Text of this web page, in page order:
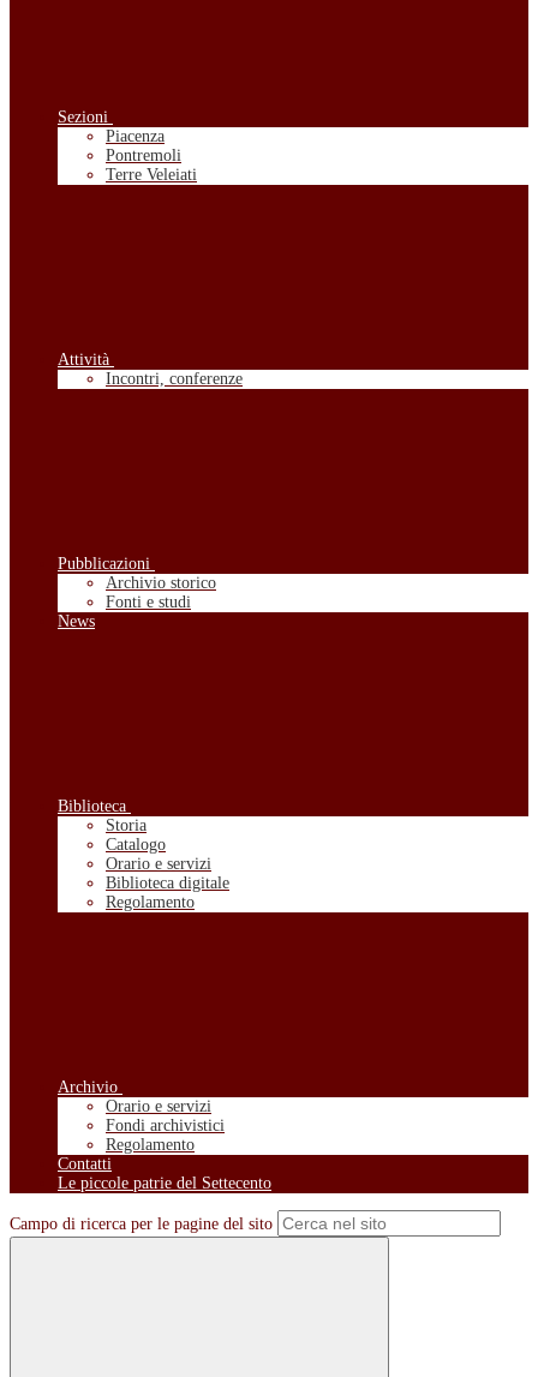
Sezioni
Piacenza
Pontremoli
Terre Veleiati
Attività
Incontri, conferenze
Pubblicazioni
Archivio storico
Fonti e studi
News
Biblioteca
Storia
Catalogo
Orario e servizi
Biblioteca digitale
Regolamento
Archivio
Orario e servizi
Fondi archivistici
Regolamento
Contatti
Le piccole patrie del Settecento
Campo di ricerca per le pagine del sito